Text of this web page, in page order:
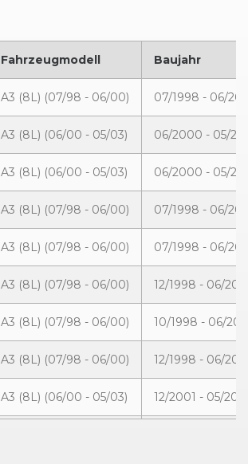
Fahrzeugmodell Baujahr
A3 (8L) (07/98 - 06/00) 07/1998 - 06/
A3 (8L) (06/00 - 05/03) 06/2000 - 05/
A3 (8L) (06/00 - 05/03) 06/2000 - 05/
A3 (8L) (07/98 - 06/00) 07/1998 - 06/
A3 (8L) (07/98 - 06/00) 07/1998 - 06/
A3 (8L) (07/98 - 06/00) 12/1998 - 06/
A3 (8L) (07/98 - 06/00) 10/1998 - 06/
A3 (8L) (07/98 - 06/00) 12/1998 - 06/
A3 (8L) (06/00 - 05/03) 12/2001 - 05/